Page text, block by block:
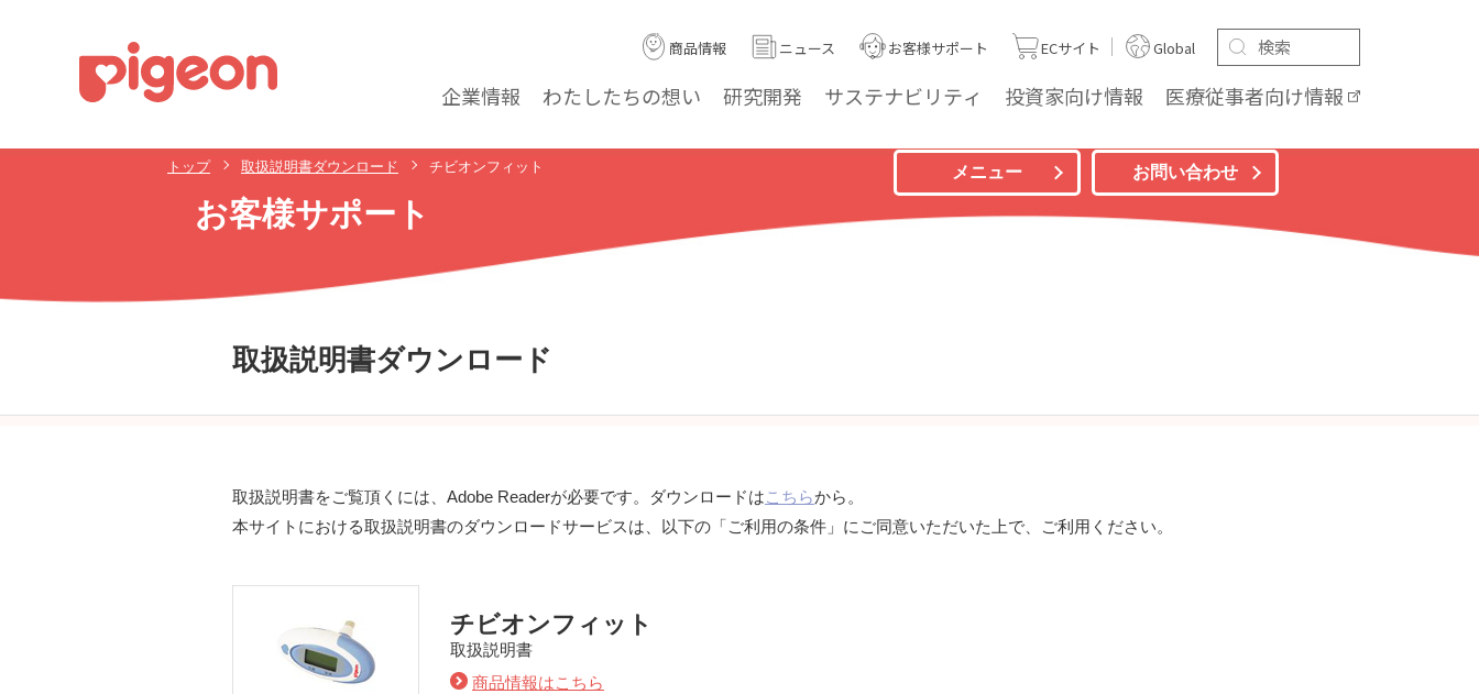
企業情報 わたしたちの想い 研究開発 サステナビリティ 投資家向け情報 医療従事者向け情報
商品情報 ニュース お客様サポート ECサイト Global
トップ 取扱説明書ダウンロード チビオンフィット
お客様サポート
メニュー お問い合わせ
取扱説明書ダウンロード
取扱説明書をご覧頂くには、Adobe Readerが必要です。ダウンロードはこちらから。
本サイトにおける取扱説明書のダウンロードサービスは、以下の「ご利用の条件」にご同意いただいた上で、ご利用ください。
チビオンフィット
取扱説明書
商品情報はこちら